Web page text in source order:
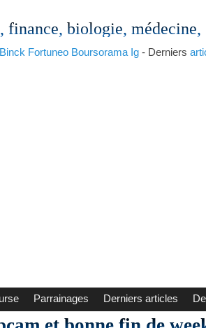
finance, biologie,
Binck Fortuneo Boursorama Ig- Derniers
Parrainages Derniers articles